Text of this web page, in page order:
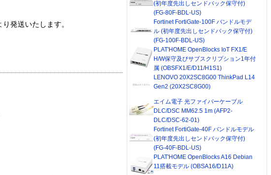
発送いたします。
(初年度先出しセンドバック保守付)
(FG-80F-BDL-US)
Fortinet FortiGate-100F バンドルモデ
ル (初年度先出しセンドバック保守付)
(FG-100F-BDL-US)
PLAT'HOME OpenBlocks IoT FX1/E
H/W保守及びサブスクリプション1年付
属 (OBSFX1/E/D11/H1S1)
LENOVO 20X2SC8G00 ThinkPad L14
Gen2 (20X2SC8G00)
エイム電子 光ファイバーケーブル
DLC/DSC MM62.5 1m (AFP2-
DLC/DSC-62-01)
Fortinet FortiGate-40F バンドルモデル
(初年度先出しセンドバック保守付)
(FG-40F-BDL-US)
PLAT'HOME OpenBlocks A16 Debian
11搭載モデル (OBSA16/D11A)